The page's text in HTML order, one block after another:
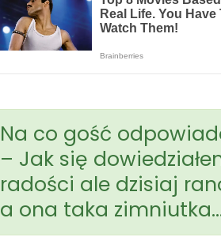
Na co gość
– Jak się
radości ale dzisiaj
a ona taka